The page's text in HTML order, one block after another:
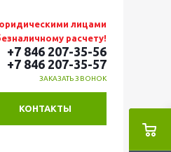
лицами
расчету!
+7 846 207-35-56
+7 846 207-35-57
ЗАКАЗАТЬ ЗВОНОК
КОНТАКТЫ